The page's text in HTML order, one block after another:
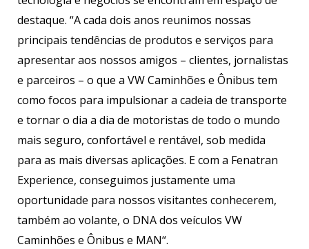
destaque. “A cada dois anos reunimos nossas
principais tendências de produtos e serviços para
apresentar aos nossos amigos – clientes, jornalistas
e parceiros – o que a VW Caminhões e Ônibus tem
como focos para impulsionar a cadeia de transporte
e tornar o dia a dia de motoristas de todo o mundo
mais seguro, confortável e rentável, sob medida
para as mais diversas aplicações. E com a Fenatran
Experience, conseguimos justamente uma
oportunidade para nossos visitantes conhecerem,
também ao volante, o DNA dos veículos VW
Caminhões e Ônibus e MAN“.